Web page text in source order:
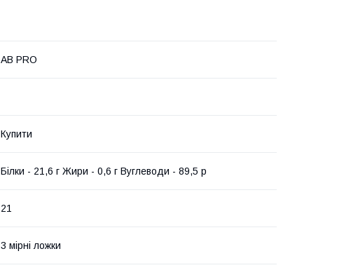
AB PRO
Купити
Білки - 21,6 г Жири - 0,6 г Вуглеводи - 89,5 р
21
3 мірні ложки